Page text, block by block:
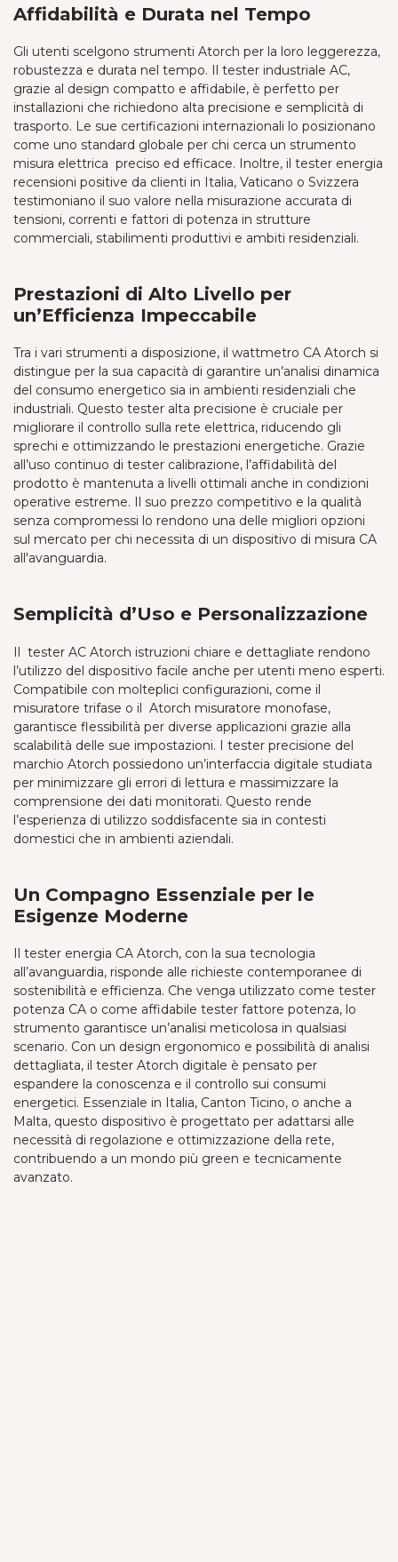
Affidabilità e Durata nel Tempo
Gli utenti scelgono strumenti Atorch per la loro leggerezza,
robustezza e durata nel tempo. Il tester industriale AC,
grazie al design compatto e affidabile, è perfetto per
installazioni che richiedono alta precisione e semplicità di
trasporto. Le sue certificazioni internazionali lo posizionano
come uno standard globale per chi cerca un strumento
misura elettrica preciso ed efficace. Inoltre, il tester energia
recensioni positive da clienti in Italia, Vaticano o Svizzera
testimoniano il suo valore nella misurazione accurata di
tensioni, correnti e fattori di potenza in strutture
commerciali, stabilimenti produttivi e ambiti residenziali.
Prestazioni di Alto Livello per
un’Efficienza Impeccabile
Tra i vari strumenti a disposizione, il wattmetro CA Atorch si
distingue per la sua capacità di garantire un’analisi dinamica
del consumo energetico sia in ambienti residenziali che
industriali. Questo tester alta precisione è cruciale per
migliorare il controllo sulla rete elettrica, riducendo gli
sprechi e ottimizzando le prestazioni energetiche. Grazie
all’uso continuo di tester calibrazione, l’affidabilità del
prodotto è mantenuta a livelli ottimali anche in condizioni
operative estreme. Il suo prezzo competitivo e la qualità
senza compromessi lo rendono una delle migliori opzioni
sul mercato per chi necessita di un dispositivo di misura CA
all'avanguardia.
Semplicità d’Uso e Personalizzazione
Il tester AC Atorch istruzioni chiare e dettagliate rendono
l’utilizzo del dispositivo facile anche per utenti meno esperti.
Compatibile con molteplici configurazioni, come il
misuratore trifase o il Atorch misuratore monofase,
garantisce flessibilità per diverse applicazioni grazie alla
scalabilità delle sue impostazioni. I tester precisione del
marchio Atorch possiedono un’interfaccia digitale studiata
per minimizzare gli errori di lettura e massimizzare la
comprensione dei dati monitorati. Questo rende
l’esperienza di utilizzo soddisfacente sia in contesti
domestici che in ambienti aziendali.
Un Compagno Essenziale per le
Esigenze Moderne
Il tester energia CA Atorch, con la sua tecnologia
all’avanguardia, risponde alle richieste contemporanee di
sostenibilità e efficienza. Che venga utilizzato come tester
potenza CA o come affidabile tester fattore potenza, lo
strumento garantisce un’analisi meticolosa in qualsiasi
scenario. Con un design ergonomico e possibilità di analisi
dettagliata, il tester Atorch digitale è pensato per
espandere la conoscenza e il controllo sui consumi
energetici. Essenziale in Italia, Canton Ticino, o anche a
Malta, questo dispositivo è progettato per adattarsi alle
necessità di regolazione e ottimizzazione della rete,
contribuendo a un mondo più green e tecnicamente
avanzato.